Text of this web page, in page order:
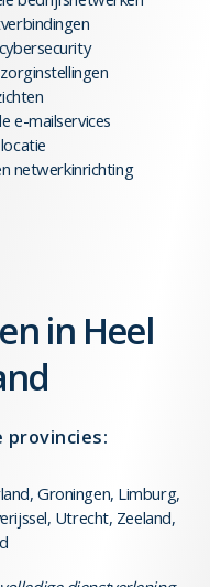
e-mailservices
netwerkinrichting
in Heel
provincies:
,Groningen, Limburg,
, Utrecht, Zeeland,